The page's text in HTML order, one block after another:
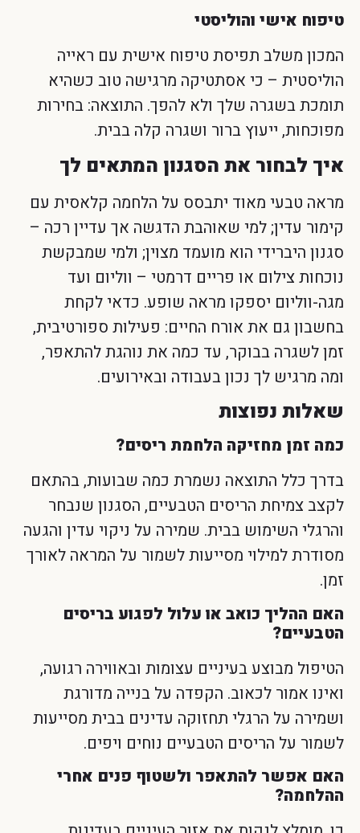
טיפוח אישי והוליסטי
המכון משלב תפיסת טיפוח אישית עם ראייה
הוליסטית – כי אסתטיקה מרגישה טוב כשהיא
תומכת בשגרה שלך ולא להפך. התוצאה: בחירות
מפוכחות, ייעוץ ברור ושגרה קלה בבית.
איך לבחור את הסגנון המתאים לך
מראה טבעי מאוד יתבסס על הלחמה קלאסית עם
קימור עדין; למי שאוהבת הדגשה אך עדיין רכה –
סגנון היברידי הוא מועמד מצוין; ולמי שמבקשת
נוכחות צילום או פריים דרמטי – ווליום ועד
מגה-ווליום יספקו מראה שופע. כדאי לקחת
בחשבון גם את אורח החיים: פעילות ספורטיבית,
זמן לשגרה בבוקר, עד כמה את נוהגת להתאפר,
ומה מרגיש לך נכון בעבודה ובאירועים.
שאלות נפוצות
כמה זמן מחזיקה הלחמת ריסים?
בדרך כלל התוצאה נשמרת כמה שבועות, בהתאם
לקצב צמיחת הריסים הטבעיים, הסגנון שנבחר
והרגלי השימוש בבית. שמירה על ניקוי עדין והגעה
מסודרת למילוי מסייעות לשמור על המראה לאורך
זמן.
האם ההליך כואב או עלול לפגוע בריסים
הטבעיים?
הטיפול מבוצע בעיניים עצומות ובאווירה רגועה,
ואינו אמור לכאוב. הקפדה על בנייה מדורגת
ושמירה על הרגלי תחזוקה עדינים בבית מסייעות
לשמור על הריסים הטבעיים נוחים ויפים.
האם אפשר להתאפר ולשטוף פנים אחרי
ההלחמה?